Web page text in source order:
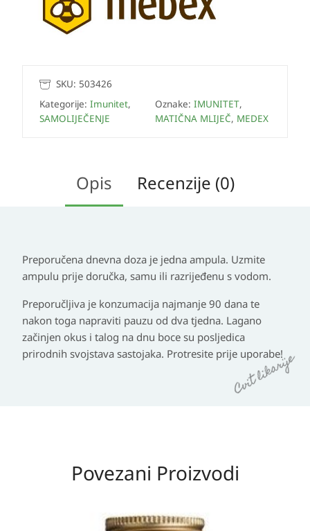
SKU: 503426
Kategorije: Imunitet,
SAMOLIJEČENJE
Oznake: IMUNITET,
MATIČNA MLIJEČ, MEDEX
Opis Recenzije (0)
Preporučena dnevna doza je jedna ampula. Uzmite
ampulu prije doručka, samu ili razrijeđenu s vodom.
Preporučljiva je konzumacija najmanje 90 dana te
nakon toga napraviti pauzu od dva tjedna. Lagano
začinjen okus i talog na dnu boce su posljedica
prirodnih svojstava sastojaka. Protresite prije uporabe!
Povezani Proizvodi